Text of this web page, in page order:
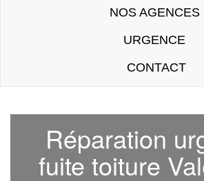
NOS AGENCES
URGENCE
CONTACT
Réparation
fuite toiture